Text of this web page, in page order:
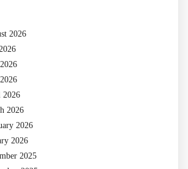
2026
2026
2026
2026
2025